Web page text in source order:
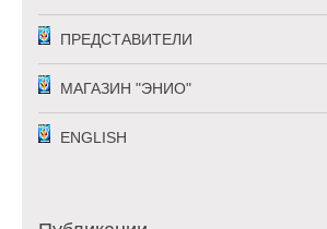
ПРЕДСТАВИТЕЛИ
МАГАЗИН "ЭНИО"
ENGLISH